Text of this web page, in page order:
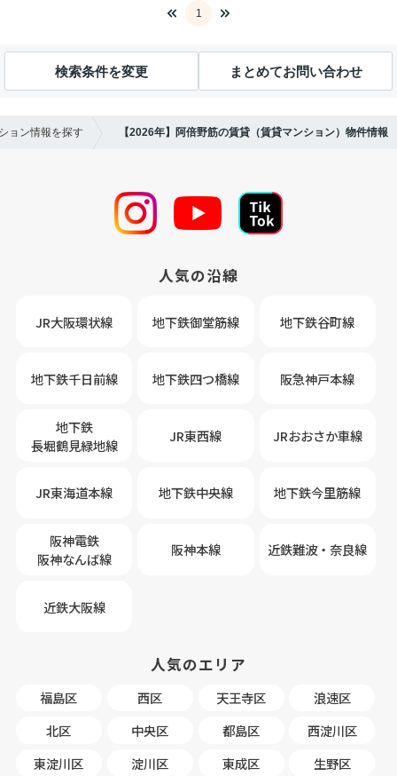
1
検索条件を変更 まとめてお問い合わせ
ョン情報を探す 【2026年】阿倍野筋の賃貸（賃貸マンション）物件情報
人気の沿線
JR大阪環状線 地下鉄御堂筋線 地下鉄谷町線
地下鉄千日前線 地下鉄四つ橋線 阪急神戸本線
地下鉄
長堀鶴見緑地線
JR東西線 JRおおさか車線
JR東海道本線 地下鉄中央線 地下鉄今里筋線
阪神電鉄
阪神なんば線
阪神本線 近鉄難波・奈良線
近鉄大阪線
人気のエリア
福島区 西区 天王寺区
浪速区
北区
中央区 都島区
西淀川区
東淀川区
淀川区 東成区
生野区